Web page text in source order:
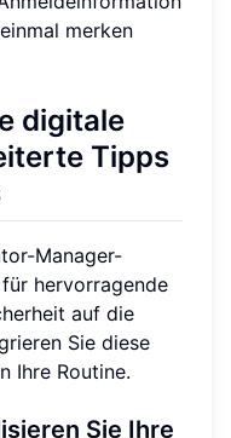
merken
digitale
Tipps
Manager-
hervorragende
auf die
Sie diese
Ihre Routine.
Sie Ihre